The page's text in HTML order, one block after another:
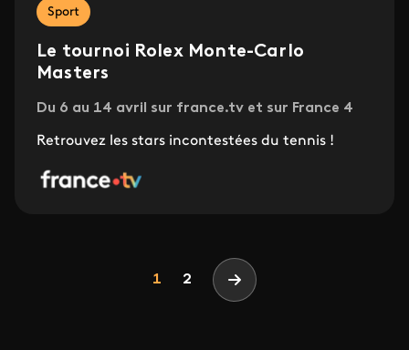
Sport
Le tournoi Rolex Monte-Carlo
Masters
Du 6 au 14 avril sur france.tv et sur France 4
Retrouvez les stars incontestées du tennis !
Page
1 Page
2 Page suivante